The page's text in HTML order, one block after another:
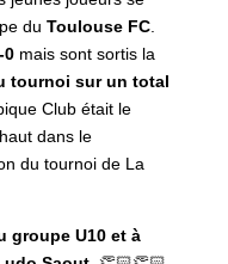
du Toulouse FC.
0mais sont sortis la
tournoi sur un total
Club était le
dans le
du tournoi de La
groupe U10 et à